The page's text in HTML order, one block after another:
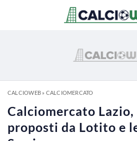
CALCIOWEB» CALCIOMERCATO
Calciomercato Lazio,
proposti da Lotito e